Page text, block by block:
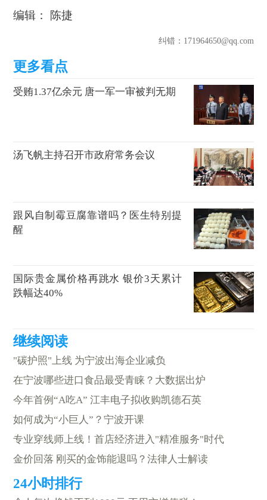
编辑： 陈捷
纠错：171964650@qq.com
受贿1.37亿余元 唐一军一审被判无期
汤飞帆主持召开市政府常务会议
跟风自制霉豆腐靠谱吗？医生特别提
醒
国际贵金属价格再跳水 银价3天累计
跌幅达40%
"碳护照"上线 为宁波出海企业减负
在宁波哪些进口食品最受青睐？大数据出炉
今年首例“A吃A” 江丰电子拟收购凯德石英
如何成为“小巨人”？宁波开课
专业穿线师上线！首店经济进入"精准服务"时代
金价回落 刚买的金饰能退吗？法律人士解读